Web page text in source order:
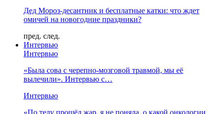
Дед Мороз-десантник и бесплатные катки: что ждет
омичей на новогодние праздники?
пред. след.
Интервью
Интервью
«Была сова с черепно-мозговой травмой, мы её
вылечили». Интервью с…
Интервью
«По телу прошёл жар, я не поняла, о какой онкологии